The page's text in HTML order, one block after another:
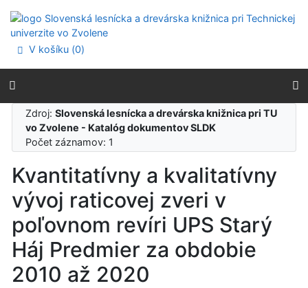
Prejsť na menu
Prehlásenie o webovej prístupnosti
V košíku (0)
Zdroj:Slovenská lesnícka a drevárska knižnica pri TU
vo Zvolene - Katalóg dokumentov SLDK
Počet záznamov: 1
Kvantitatívny a kvalitatívny
vývoj raticovej zveri v
poľovnom revíri UPS Starý
Háj Predmier za obdobie
2010 až 2020